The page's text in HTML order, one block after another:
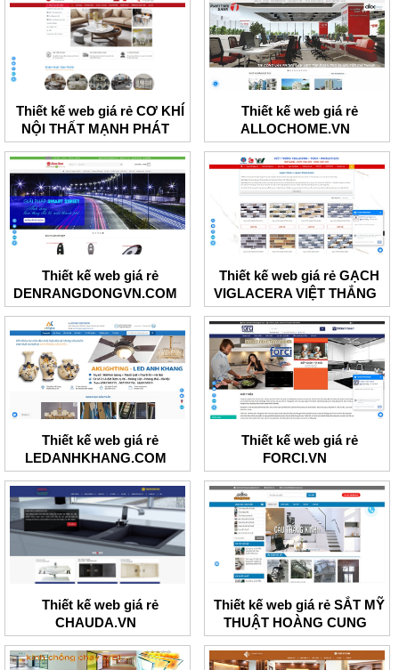
Thiết kế web giá rẻ CƠ KHÍ
NỘI THẤT MẠNH PHÁT
Thiết kế web giá rẻ
ALLOCHOME.VN
Thiết kế web giá rẻ
DENRANGDONGVN.COM
Thiết kế web giá rẻ GẠCH
VIGLACERA VIỆT THẮNG
Thiết kế web giá rẻ
LEDANHKHANG.COM
Thiết kế web giá rẻ
FORCI.VN
Thiết kế web giá rẻ
CHAUDA.VN
Thiết kế web giá rẻ SẮT MỸ
THUẬT HOÀNG CUNG